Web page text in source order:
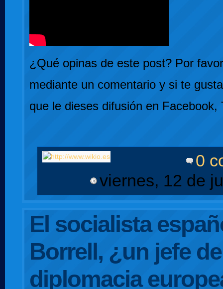
¿Qué opinas de este post? Por
mediante un comentario y si te
que le dieses difusión en Facebook,
0
viernes, 12 de
El socialista
Borrell, ¿un jefe
diplomacia